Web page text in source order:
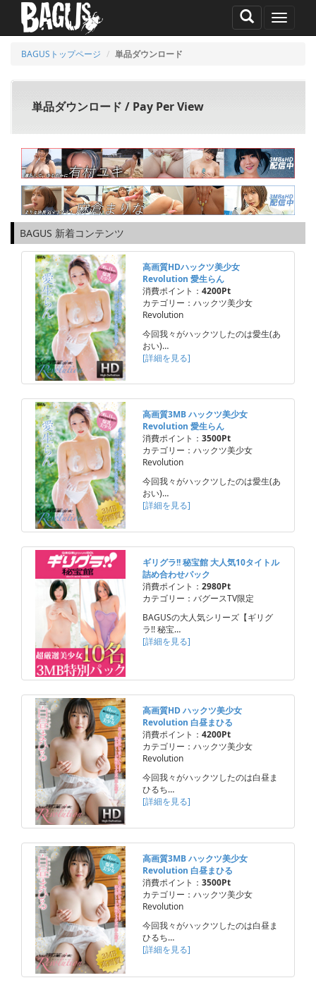
MENU
BAGUSトップページ 単品ダウンロード
単品ダウンロード / Pay Per View
BAGUS 新着コンテンツ
高画質HDハックツ美少女
Revolution 愛生らん
消費ポイント： 4200Pt
カテゴリー：ハックツ美少女
Revolution
今回我々がハックツしたのは愛生(あ
おい)…
[詳細を見る]
高画質3MB ハックツ美少女
Revolution 愛生らん
消費ポイント： 3500Pt
カテゴリー：ハックツ美少女
Revolution
今回我々がハックツしたのは愛生(あ
おい)…
[詳細を見る]
ギリグラ!! 秘宝館 大人気10タイトル
詰め合わせパック
消費ポイント： 2980Pt
カテゴリー：バグースTV限定
BAGUSの大人気シリーズ【ギリグ
ラ!! 秘宝…
[詳細を見る]
高画質HD ハックツ美少女
Revolution 白昼まひる
消費ポイント： 4200Pt
カテゴリー：ハックツ美少女
Revolution
今回我々がハックツしたのは白昼ま
ひるち…
[詳細を見る]
高画質3MB ハックツ美少女
Revolution 白昼まひる
消費ポイント： 3500Pt
カテゴリー：ハックツ美少女
Revolution
今回我々がハックツしたのは白昼ま
ひるち…
[詳細を見る]